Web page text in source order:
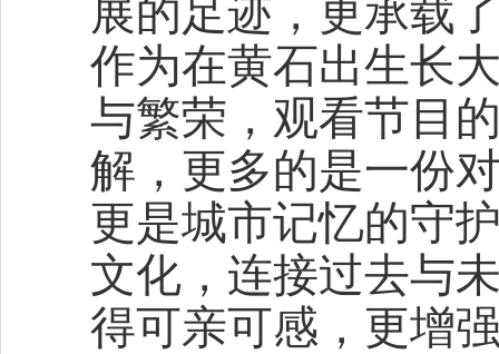
展的足迹，更承载
作为在黄石出生长
与繁荣，观看节目
解，更多的是一份
更是城市记忆的守
文化，连接过去与
得可亲可感，更增